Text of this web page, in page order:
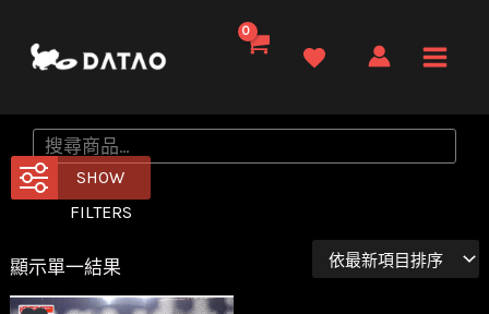
要
內
Menu
搜
尋
SHOW
FILTERS
顯示單一結果